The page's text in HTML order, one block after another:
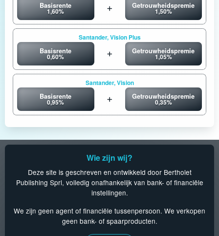
Basisrente
1,60%
Getrouwheidspremie
1,50%
Santander, Vision Plus
Basisrente
0,60%
Getrouwheidspremie
1,05%
Santander, Vision
Basisrente
0,95%
Getrouwheidspremie
0,35%
Wie zijn wij?
Deze site is geschreven en ontwikkeld door Bertholet
Publishing Sprl, volledig onafhankelijk van bank- of financiële
instellingen.
We zijn geen agent of financiële tussenpersoon. We verkopen
geen bank- of spaarproducten.